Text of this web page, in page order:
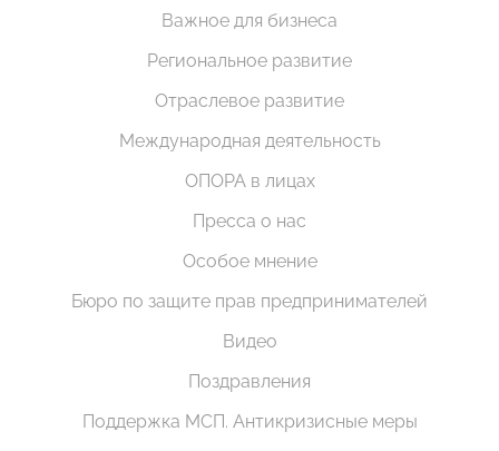
Важное для бизнеса
Региональное развитие
Отраслевое развитие
Международная деятельность
ОПОРА в лицах
Пресса о нас
Особое мнение
Бюро по защите прав предпринимателей
Видео
Поздравления
Поддержка МСП. Антикризисные меры